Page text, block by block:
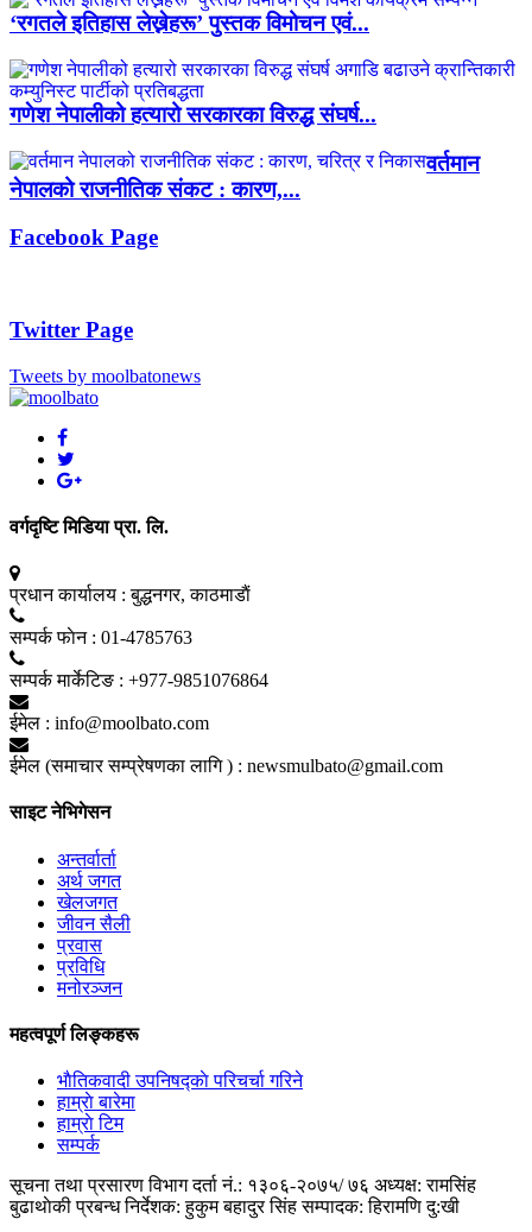
‘रगतले इतिहास लेख्नेहरू’ पुस्तक विमोचन एवं...
गणेश नेपालीको हत्यारो सरकारका विरुद्ध संघर्ष...
वर्तमान
नेपालको राजनीतिक संकट : कारण,...
Facebook Page
Twitter Page
Tweets by moolbatonews
वर्गदृष्टि मिडिया प्रा. लि.
प्रधान कार्यालय : बुद्धनगर, काठमाडाैं
सम्पर्क फाेन : 01-4785763
सम्पर्क मार्केटिङ : +977-9851076864
ईमेल : info@moolbato.com
ईमेल (समाचार सम्प्रेषणका लागि ) : newsmulbato@gmail.com
साइट नेभिगेसन
अन्तर्वार्ता
अर्थ जगत
खेलजगत
जीवन सैली
प्रवास
प्रविधि
मनोरञ्जन
महत्वपूर्ण लिङ्कहरू
भाैतिकवादी उपनिषद्काे परिचर्चा गरिने
हाम्राे बारेमा
हाम्राे टिम
सम्पर्क
सूचना तथा प्रसारण विभाग दर्ता नं.: १३०६-२०७५/ ७६ अध्यक्ष: रामसिंह
बुढाथाेकी प्रबन्ध निर्देशक: हुकुम बहादुर सिंह सम्पादक: हिरामणि दु:खी